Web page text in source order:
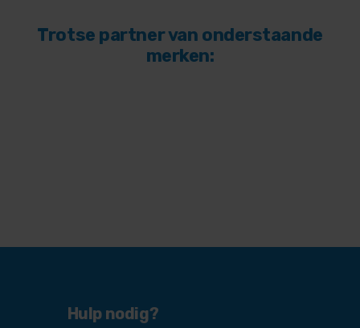
Trotse partner van onderstaande
merken:
Hulp nodig?